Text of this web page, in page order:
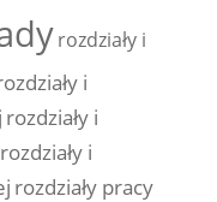
rozdziały i
i
rozdziały i
rozdziały i
rozdziały pracy